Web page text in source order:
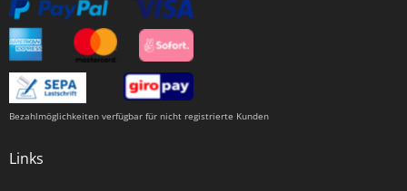
Bezahlmöglichkeiten verfügbar für nicht registrierte Kunden
Links